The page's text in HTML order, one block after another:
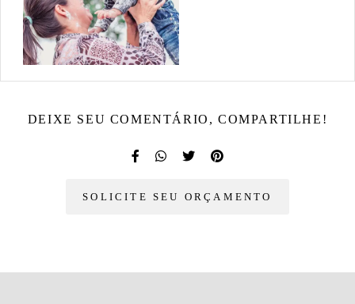
DEIXE SEU COMENTÁRIO, COMPARTILHE!
SOLICITE SEU ORÇAMENTO